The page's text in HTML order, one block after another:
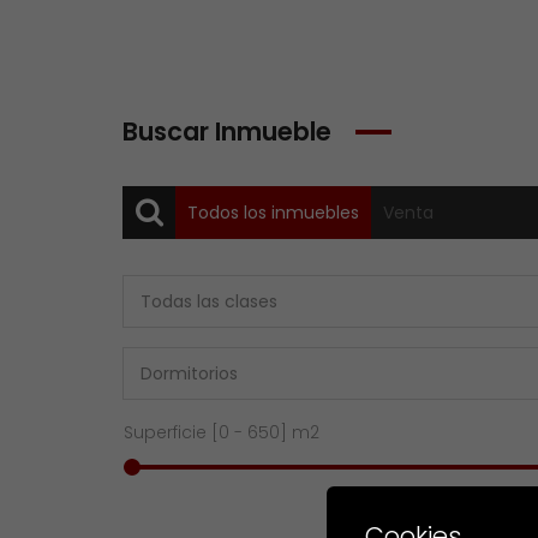
Buscar Inmueble
Todos los inmuebles Venta
Superficie [ 0 - 650 ] m2